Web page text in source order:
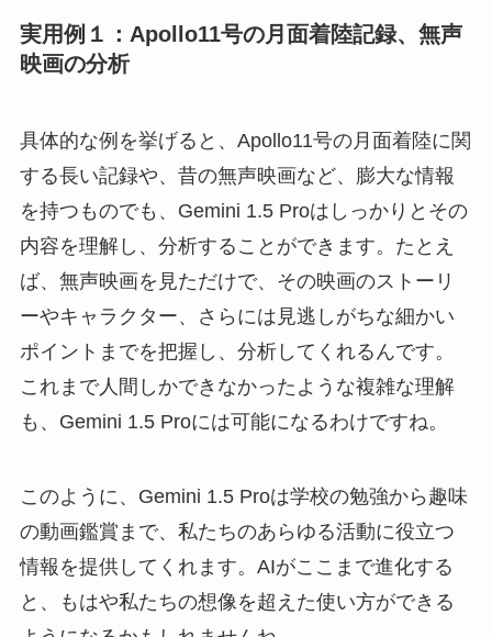
実用例１：Apollo11号の月面着陸記録、無声
映画の分析
具体的な例を挙げると、Apollo11号の月面着陸に関
する長い記録や、昔の無声映画など、膨大な情報
を持つものでも、Gemini 1.5 Proはしっかりとその
内容を理解し、分析することができます。たとえ
ば、無声映画を見ただけで、その映画のストーリ
ーやキャラクター、さらには見逃しがちな細かい
ポイントまでを把握し、分析してくれるんです。
これまで人間しかできなかったような複雑な理解
も、Gemini 1.5 Proには可能になるわけですね。
このように、Gemini 1.5 Proは学校の勉強から趣味
の動画鑑賞まで、私たちのあらゆる活動に役立つ
情報を提供してくれます。AIがここまで進化する
と、もはや私たちの想像を超えた使い方ができる